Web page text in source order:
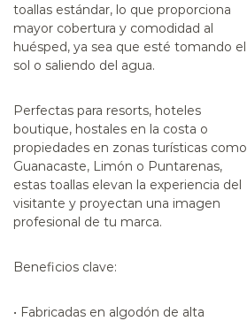
toallas estándar, lo que proporciona
mayor cobertura y comodidad al
huésped, ya sea que esté tomando el
sol o saliendo del agua.
Perfectas para resorts, hoteles
boutique, hostales en la costa o
propiedades en zonas turísticas como
Guanacaste, Limón o Puntarenas,
estas toallas elevan la experiencia del
visitante y proyectan una imagen
profesional de tu marca.
Beneficios clave:
• Fabricadas en algodón de alta